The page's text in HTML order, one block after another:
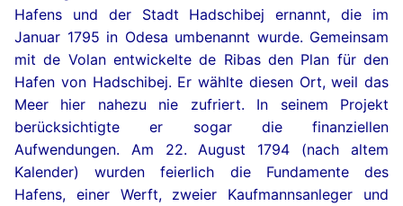
Hafens und der Stadt Hadschibej ernannt, die im
Januar 1795 in Odesa umbenannt wurde. Gemeinsam
mit de Volan entwickelte de Ribas den Plan für den
Hafen von Hadschibej. Er wählte diesen Ort, weil das
Meer hier nahezu nie zufriert. In seinem Projekt
berücksichtigte er sogar die finanziellen
Aufwendungen. Am 22. August 1794 (nach altem
Kalender) wurden feierlich die Fundamente des
Hafens, einer Werft, zweier Kaufmannsanleger und